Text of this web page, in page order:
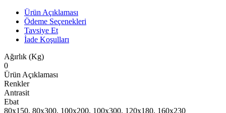
Ürün Açıklaması
Ödeme Seçenekleri
Tavsiye Et
İade Koşulları
Ağırlık (Kg)
0
Ürün Açıklaması
Renkler
Antrasit
Ebat
80x150, 80x300, 100x200, 100x300, 120x180, 160x230